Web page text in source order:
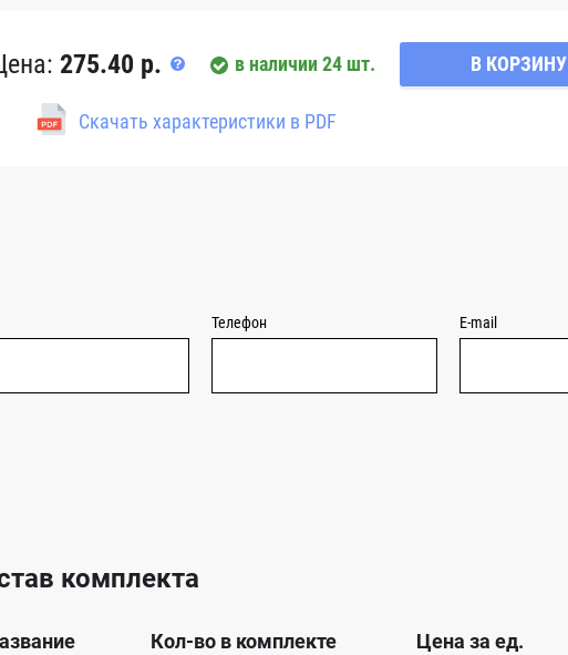
275.40 р. в наличии 24 шт. В КОРЗИНУ
Скачать характеристики в PDF
Телефон E-mail
комплекта
Кол-во в комплекте Цена за ед.